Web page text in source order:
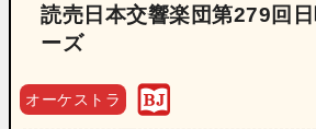
読売日本交響楽団第279回
ーズ
オーケストラ